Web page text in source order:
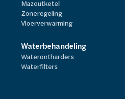
Mazoutketel
Zoneregeling
Vloerverwarming
Waterbehandeling
Waterontharders
Waterfilters